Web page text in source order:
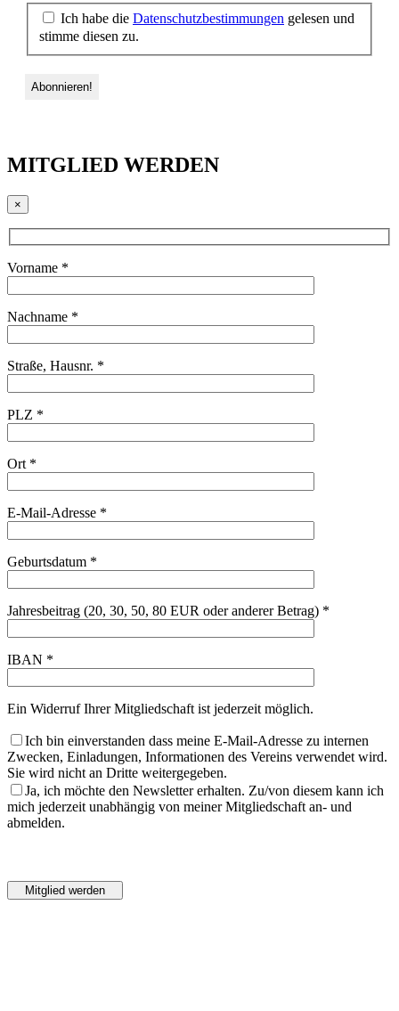
Ich habe die Datenschutzbestimmungen gelesen und
stimme diesen zu.
MITGLIED WERDEN
×
Vorname *
Nachname *
Straße, Hausnr. *
PLZ *
Ort *
E-Mail-Adresse *
Geburtsdatum *
Jahresbeitrag (20, 30, 50, 80 EUR oder anderer Betrag) *
IBAN *
Ein Widerruf Ihrer Mitgliedschaft ist jederzeit möglich.
Ich bin einverstanden dass meine E-Mail-Adresse zu internen
Zwecken, Einladungen, Informationen des Vereins verwendet wird.
Sie wird nicht an Dritte weitergegeben.
Ja, ich möchte den Newsletter erhalten. Zu/von diesem kann ich
mich jederzeit unabhängig von meiner Mitgliedschaft an- und
abmelden.
dieses
Feld
lasse
dieses